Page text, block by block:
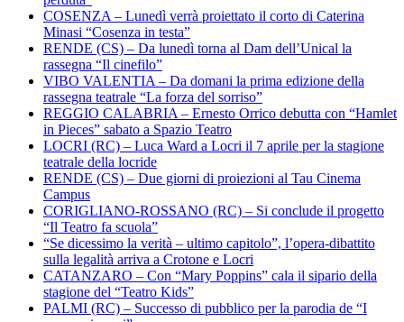
COSENZA – Lunedì verrà proiettato il corto di Caterina
Minasi “Cosenza in testa”
RENDE (CS) – Da lunedì torna al Dam dell’Unical la
rassegna “Il cinefilo”
VIBO VALENTIA – Da domani la prima edizione della
rassegna teatrale “La forza del sorriso”
REGGIO CALABRIA – Ernesto Orrico debutta con “Hamlet
in Pieces” sabato a Spazio Teatro
LOCRI (RC) – Luca Ward a Locri il 7 aprile per la stagione
teatrale della locride
RENDE (CS) – Due giorni di proiezioni al Tau Cinema
Campus
CORIGLIANO-ROSSANO (RC) – Si conclude il progetto
“Il Teatro fa scuola”
“Se dicessimo la verità – ultimo capitolo”, l’opera-dibattito
sulla legalità arriva a Crotone e Locri
CATANZARO – Con “Mary Poppins” cala il sipario della
stagione del “Teatro Kids”
PALMI (RC) – Successo di pubblico per la parodia de “I